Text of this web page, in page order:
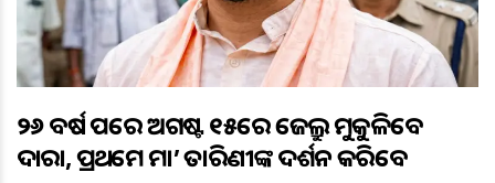
୨୬ ବର୍ଷ ପରେ ଅଗଷ୍ଟ ୧୫ରେ ଜେଲ୍ରୁ ମୁକୁଳିବେ
ଦାରା, ପ୍ରଥମେ ମା’ ତାରିଣୀଙ୍କ ଦର୍ଶନ କରିବେ